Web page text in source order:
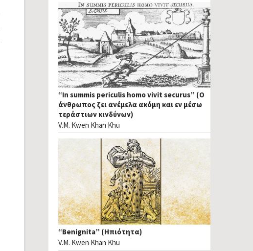
“In summis periculis homo vivit securus” (Ο
άνθρωπος ζει ανέμελα ακόμη και εν μέσω
τεράστιων κινδύνων)
V.M. Kwen Khan Khu
“Benignita” (Ηπιότητα)
V.M. Kwen Khan Khu